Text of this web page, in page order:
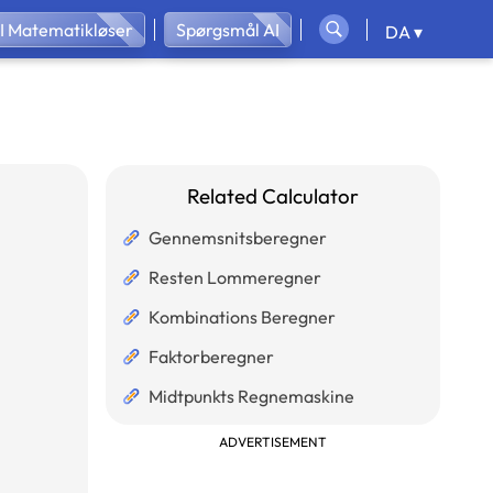
Matematikløser Spørgsmål AI DA ▾
Related Calculator
Gennemsnitsberegner
Resten Lommeregner
Kombinations Beregner
Faktorberegner
Midtpunkts Regnemaskine
ADVERTISEMENT